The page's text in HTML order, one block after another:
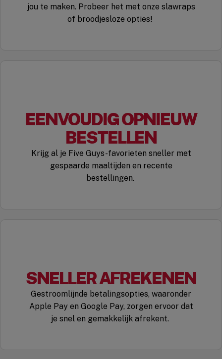
jou te maken. Probeer het met onze slawraps
of broodjesloze opties!
EENVOUDIG OPNIEUW
BESTELLEN
Krijg al je Five Guys-favorieten sneller met
gespaarde maaltijden en recente
bestellingen.
SNELLER AFREKENEN
Gestroomlijnde betalingsopties, waaronder
Apple Pay en Google Pay, zorgen ervoor dat
je snel en gemakkelijk afrekent.